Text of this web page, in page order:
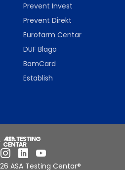
Prevent Invest
Prevent Direkt
Eurofarm Centar
DUF Blago
BamCard
Establish
Instagram
LinkedInYouTube
ASA Testing Centar®